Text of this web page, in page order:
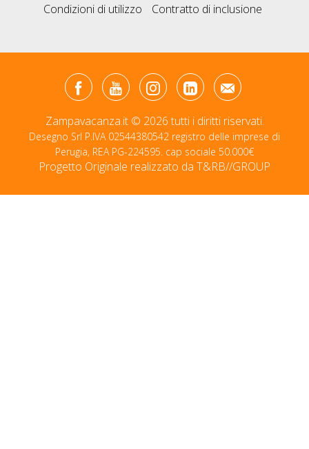
Condizioni di utilizzo
Contratto di inclusione
Zampavacanza.it © 2026 tutti i diritti riservati.
Desegno Srl P.IVA 02544380542 registro delle imprese di
Perugia, REA PG-224595. cap sociale 50.000€
Progetto Originale realizzato da T&RB//GROUP